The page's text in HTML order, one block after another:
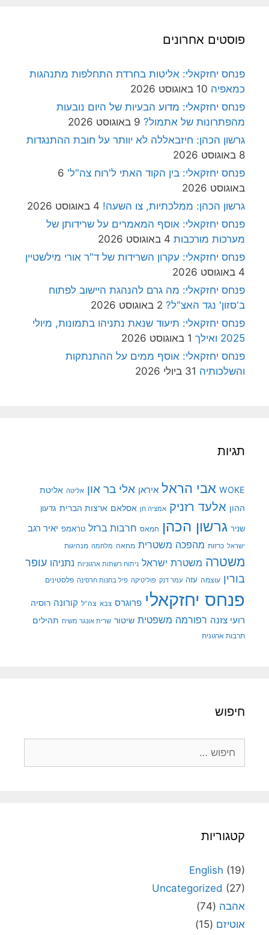
פוסטים אחרונים
פנחס יחזקאלי: אליטות בחרדת התחלפות מתנהגות
כמאפיה 10 באוגוסט 2026
פנחס יחזקאלי: מדוע הבעיות של היום נובעות
מהפתרונות של אתמול? 9 באוגוסט 2026
גרשון הכהן: חיזבאללה לא יוותר על חובת ההתנגדות
8 באוגוסט 2026
פנחס יחזקאלי: בין הקוד האתי ל'רוח צה"ל' 6
באוגוסט 2026
גרשון הכהן: ממלכתיות, צו השעה! 4 באוגוסט 2026
פנחס יחזקאלי: אוסף המאמרים על שרידותן של
מערכות מורכבות 4 באוגוסט 2026
פנחס יחזקאלי: עקרון השרידות של ד"ר אורי מילשטיין
4 באוגוסט 2026
פנחס יחזקאלי: מה גרם להנהגת היישוב לפתוח
ב'סזון' נגד האצ"ל? 2 באוגוסט 2026
פנחס יחזקאלי: תיעוד שנאת נתניהו בתמונות, מיולי
2025 ואילך
1 באוגוסט 2026
פנחס יחזקאלי: אוסף ממים על ההתנתקות
והשלכותיה 31 ביולי 2026
תגיות
WOKE אבי הראל איראן אלי בר און אליטה אליטת
ההון אלעד רזניק אמציה חן אסלאם ארצות הברית גדעון
שניר גרשון הכהן חמאס חרבות ברזל טראמפ יאיר רגב
ישראל כרזות מהפכה משטרית מחאה מלחמה מנהיגות
משטרה משטרת ישראל ניתוח רשתות ארגוניות נתניהו עופר
בורין עוצמה עזה עמר דנק פוליטיקה פיל בחנות חרסינה פלסטינים
פנחס יחזקאלי פרוגרס צבא צה"ל קורונה רוסיה
רועי צזנה רפורמה משפטית שיטור שרית אונגר משיח תהילים
תרבות ארגונית
חיפוש
קטגוריות
English (19)
Uncategorized (27)
אהבה (74)
אוטיזם (15)